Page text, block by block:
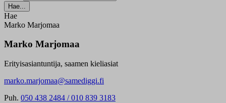
Hae...
Hae
Marko Marjomaa
Marko Marjomaa
Erityisasiantuntija, saamen kieliasiat
marko.marjomaa@samediggi.fi
Puh. 050 438 2484 / 010 839 3183